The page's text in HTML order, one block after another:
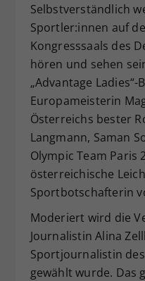
Selbstverständlich
Sportler:innen auf
Kongresssaals des
hören und sehen
„Advantage
Europameisterin
Österreichs bester
Langmann, Saman
Olympic Team Paris
österreichische
Sportbotschafterin
Moderiert wird die
Journalistin Alina
Sportjournalistin
gewählt wurde. Das